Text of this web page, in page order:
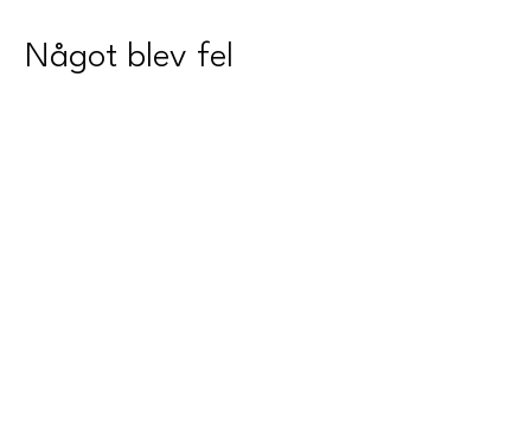
Något blev fel